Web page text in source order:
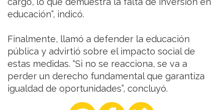
educación”, indicó.
Finalmente, llamó a defender la educación
pública y advirtió sobre el impacto social de
estas medidas. “Si no se reacciona, se va a
perder un derecho fundamental que garantiza
igualdad de oportunidades”, concluyó.